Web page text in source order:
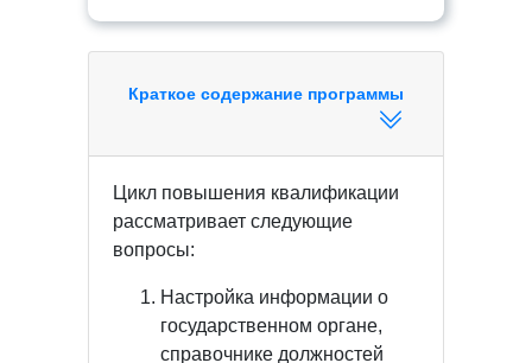
Краткое содержание программы
Цикл повышения квалификации
рассматривает следующие
вопросы:
Настройка информации о
государственном органе,
справочнике должностей